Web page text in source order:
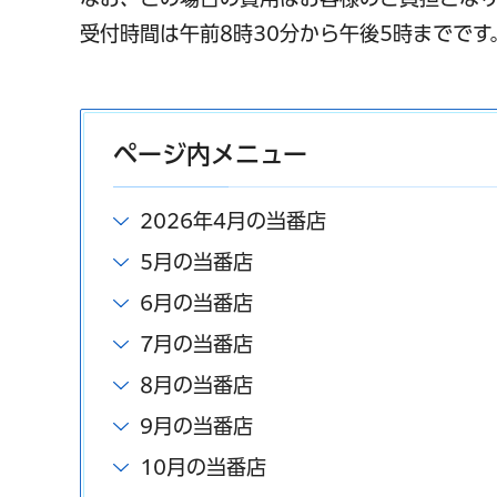
受付時間は午前8時30分から午後5時までです
ページ内メニュー
2026年4月の当番店
5月の当番店
6月の当番店
7月の当番店
8月の当番店
9月の当番店
10月の当番店